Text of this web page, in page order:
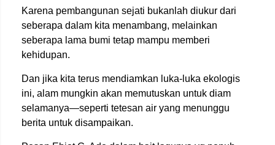
Karena pembangunan sejati bukanlah diukur dari
seberapa dalam kita menambang, melainkan
seberapa lama bumi tetap mampu memberi
kehidupan.
Dan jika kita terus mendiamkan luka-luka ekologis
ini, alam mungkin akan memutuskan untuk diam
selamanya—seperti tetesan air yang menunggu
berita untuk disampaikan.